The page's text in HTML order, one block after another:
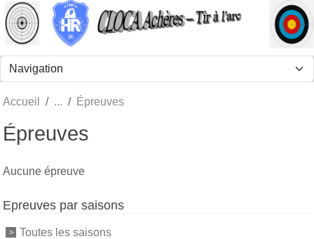
Accueil Épreuves
Épreuves
Aucune épreuve
Epreuves par saisons
Toutes les saisons
Panneau de gestion des cookies